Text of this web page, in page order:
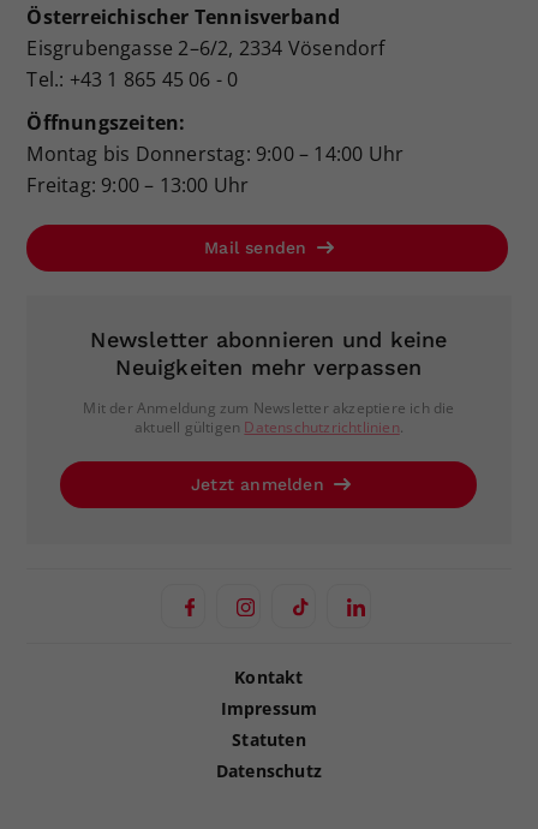
Österreichischer Tennisverband
Eisgrubengasse 2–6/2, 2334 Vösendorf
Tel.: +43 1 865 45 06 - 0
Öffnungszeiten:
Montag bis Donnerstag: 9:00 – 14:00 Uhr
Freitag: 9:00 – 13:00 Uhr
Mail senden
Newsletter abonnieren und keine
Neuigkeiten mehr verpassen
Mit der Anmeldung zum Newsletter akzeptiere ich die
aktuell gültigen Datenschutzrichtlinien.
Jetzt anmelden
Kontakt
Impressum
Statuten
Datenschutz